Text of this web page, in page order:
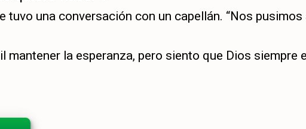
tuvo una conversación con un capellán. “Nos
la esperanza, pero siento que Dios siempre